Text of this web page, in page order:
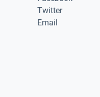
Twitter
Email